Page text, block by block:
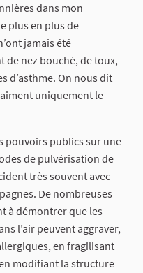
dans mon
plus en plus de
jamais été
de nez bouché, de toux,
d’asthme. On nous dit
uniquement le
pouvoirs publics sur une
de pulvérisation de
très souvent avec
De nombreuses
à démontrer que les
l’air peuvent aggraver,
en fragilisant
modifiant la structure